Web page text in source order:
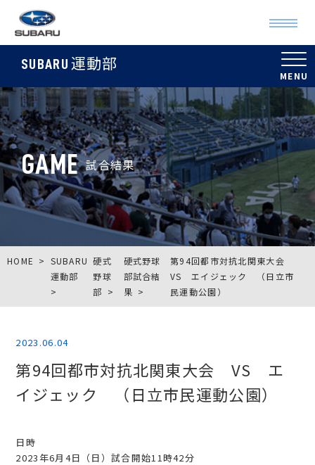
SUBARU 運動部
GAME 試合結果
HOME
SUBARU
運動部
硬式
野球
部
硬式野球
部試合結
果
第94回都市対抗北関東大会
VS エイジェック （日立市
民運動公園）
2023.06.04
第94回都市対抗北関東大会 VS エ
イジェック （日立市民運動公園）
日時
2023年6月4日（日）試合開始11時42分